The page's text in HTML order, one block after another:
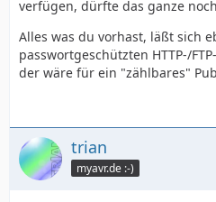
verfügen, dürfte das ganze
Alles was du vorhast, läßt sich
passwortgeschützten HTTP-/
der wäre für ein "zählbares"
trian
myavr.de :-)